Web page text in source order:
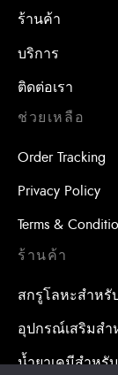
ร้านค้า
บริการ
ติดต่อเรา
ช่วยเหลือ
Order Tracking
Privacy Policy
Terms &
ร้านค้า
สกรูโลหะสำหรั
อุปกรณ์เสริมสำ
น้ำยาเคมีสำหรั